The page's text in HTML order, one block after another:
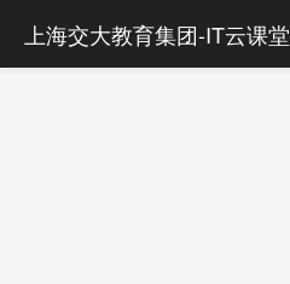
上海交大教育集团-IT云课堂